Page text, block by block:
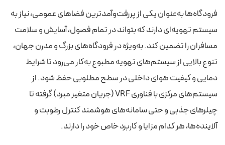
فرودگاه‌ها به‌عنوان یکی از پررفت‌وآمدترین فضاهای عمومی، نیاز به
سیستم تهویه‌ای دارند که بتواند در تمام فصول، آسایش و سلامت
مسافران را تضمین کند. به‌ویژه در فرودگاه‌های بزرگ و مدرن جهان،
تنوع بالایی از سیستم‌های تهویه مطبوع به‌کار می‌رود تا شرایط
دمایی و کیفیت هوای داخلی در سطح مطلوبی حفظ شود. از
سیستم‌های مرکزی با فناوری VRF (جریان متغیر مبرد) گرفته تا
چیلرهای جذبی و حتی سامانه‌های هوشمند کنترل رطوبت و
آلاینده‌ها، هر کدام مزایا و کاربرد خاص خود را دارند.